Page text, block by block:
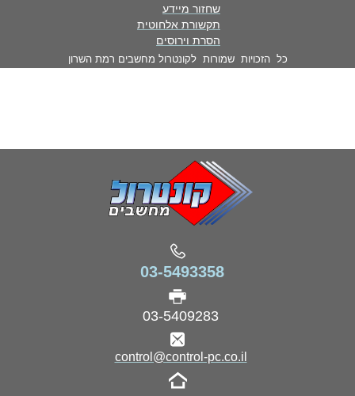
תקשורת אלחוטית
שחזור מיידע
הסרת וירוסים
כל הזכויות שמורות לקונטרול מחשבים רמת השרון
control@control-pc.co.il
03-5409283
03-5493358